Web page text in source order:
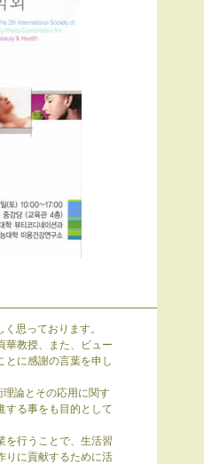
思っております。
華教授、また、ビュー
とに感謝の言葉を申し
論とその応用に関す
する事をも目的として
を行うことで、生活習
りに貢献するために活